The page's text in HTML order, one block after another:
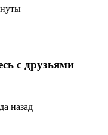
с друзьями
назад